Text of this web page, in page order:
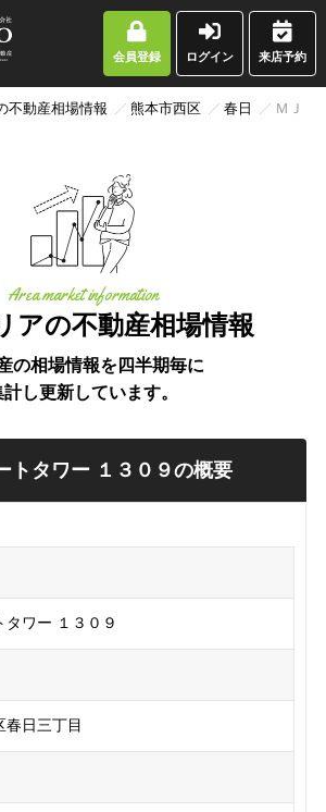
会員登録 ログイン 来店予約
不動産相場情報 熊本市西区 春日 ＭＪＲ
アの不動産相場情報
Area market information
の相場情報を四半期毎に
計し更新しています。
トタワー １３０９の概要
タワー １３０９
春日三丁目